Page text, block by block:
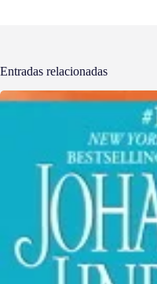
Entradas relacionadas